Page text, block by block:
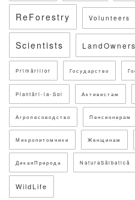
ReForestry Volunteers
Scientists LandOwners
Primăriilor Государство
Plantări-la-Sol Активистам
Агролесоводство Пенсионерам
Микропитомники Женщинам
ДикаяПрирода NaturaSălbatică
WildLife